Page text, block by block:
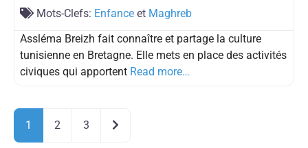
Mots-Clefs: Enfance et Maghreb
Assléma Breizh fait connaître et partage la culture
tunisienne en Bretagne. Elle mets en place des activités
civiques qui apportent Read more…
1 2 3 Older posts